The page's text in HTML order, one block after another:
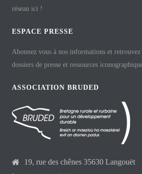
réseau ici !
ESPACE PRESSE
Abonnez vous à nos informations et retrouvez
dossiers de presse et ressources
ASSOCIATION BRUDED
19, rue des chênes 35630 Langouët